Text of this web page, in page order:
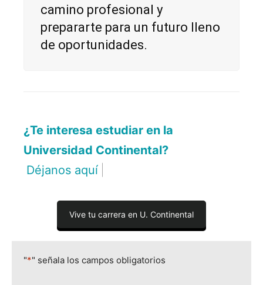
camino profesional y
prepararte para un futuro lleno
de oportunidades.
¿Te interesa estudiar en la
Universidad Continental?
Déjanos aquí tus datos
Vive tu carrera en U. Continental
"*" señala los campos obligatorios